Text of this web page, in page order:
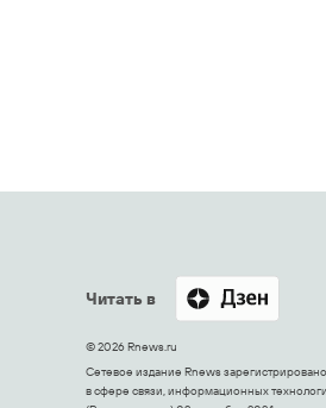
Читать в
© 2026 Rnews.ru
Сетевое издание Rnews
в сфере связи, информационных